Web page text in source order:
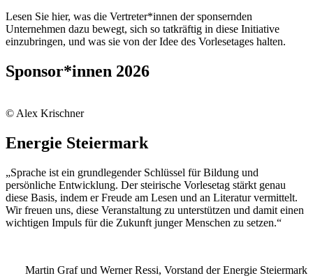
Lesen Sie hier, was die Vertreter*innen der sponsernden
Unternehmen dazu bewegt, sich so tatkräftig in diese Initiative
einzubringen, und was sie von der Idee des Vorlesetages halten.
Sponsor*innen 2026
© Alex Krischner
Energie Steiermark
„Sprache ist ein grundlegender Schlüssel für Bildung und
persönliche Entwicklung. Der steirische Vorlesetag stärkt genau
diese Basis, indem er Freude am Lesen und an Literatur vermittelt.
Wir freuen uns, diese Veranstaltung zu unterstützen und damit einen
wichtigen Impuls für die Zukunft junger Menschen zu setzen.“
Martin Graf und Werner Ressi, Vorstand der Energie Steiermark